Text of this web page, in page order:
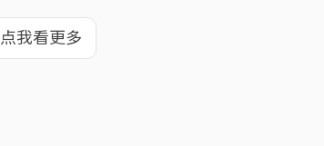
点我看更多